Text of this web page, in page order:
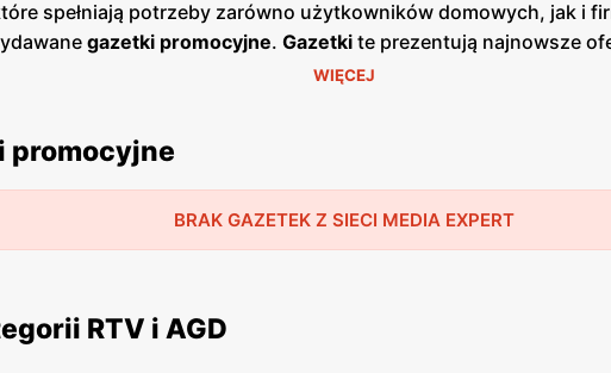
spełniają potrzeby zarówno użytkowników domowych, jak i
gazetki promocyjne. Gazetki te prezentują najnowsze
swoje zakupy i korzystać z wyjątkowych okazji cenowych.
fachowe doradztwo i wsparcie na każdym etapie
przezMedia Expertcharakteryzują się wysoką jakością
Sieć stawia na innowacyjność i ciągłe udoskonalanie swojej
rozwiązań technologicznych.
WIĘCEJ
promocyjne
BRAK GAZETEK Z SIECI MEDIA EXPERT
RTV i AGD